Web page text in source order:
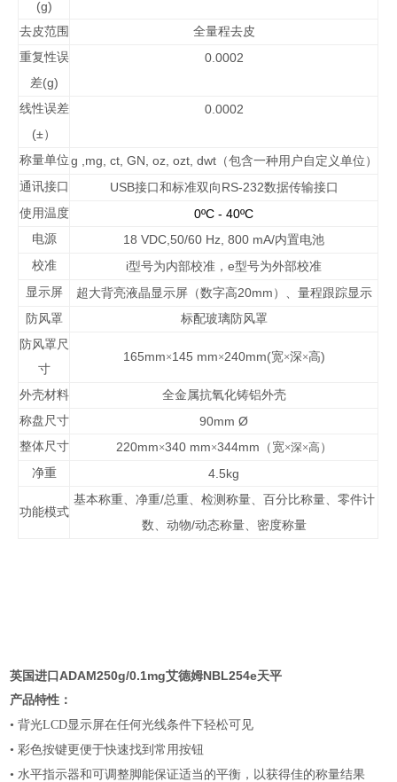
(g)
去皮范围
全量程去皮
重复性误
差(g)
0.0002
线性误差
(±）
0.0002
称量单位 g ,mg, ct, GN, oz, ozt, dwt（包含一种用户自定义单位）
通讯接口
USB接口和标准双向 RS-232数据传输接口
使用温度
0ºC- 40ºC
电源 18 VDC,50/60 Hz, 800 mA/内置电池
校准
i型号为内部校准，e型号为外部校准
显示屏
超大背亮液晶显示屏（数字高20mm ）、 量程跟踪显示
防风罩
标配玻璃防风罩
防风罩尺
寸
165mm×145 mm×240mm(宽×深×高)
外壳材料
全金属抗氧化铸铝外壳
称盘尺寸
90mm Ø
整体尺寸 220mm×340 mm×344mm （宽×深×高）
净重
4.5kg
功能模式
基本称重、净重/总重、检测称量、百分比称量、零件计
数、动物/动态称量、密度称量
英国进口ADAM250g/0.1mg艾德姆NBL254e天平
产品特性：
• 背光LCD显示屏在任何光线条件下轻松可见
• 彩色按键更便于快速找到常用按钮
• 水平指示器和可调整脚能保证适当的平衡，以获得佳的称量结果